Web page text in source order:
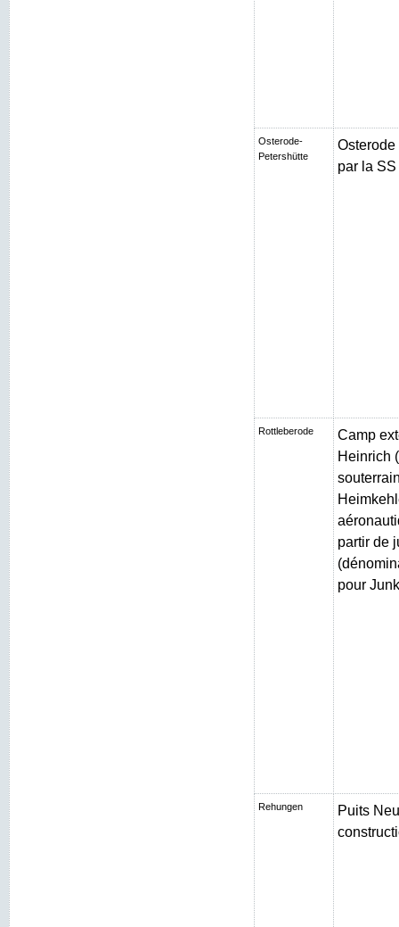
Osterode-
Petershütte
par la
Rottleberode
Camp
Heinrich
partir de
pour
Rehungen
Puits